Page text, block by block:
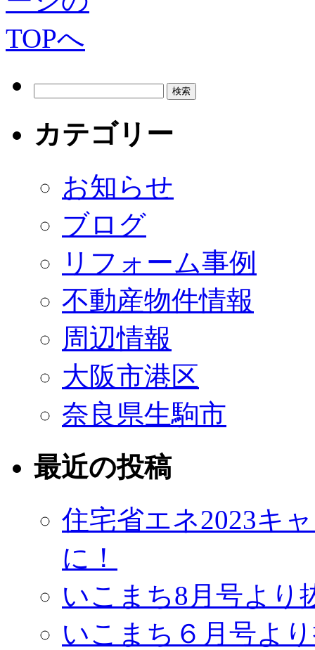
カテゴリー
お知らせ
ブログ
リフォーム事例
不動産物件情報
周辺情報
大阪市港区
奈良県生駒市
最近の投稿
住宅省エネ2023キ
に！
いこまち8月号よ
いこまち６月号よ